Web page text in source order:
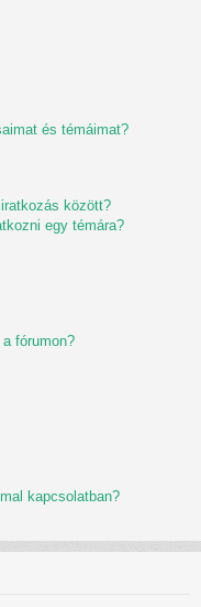
és témáimat?
között?
egy témára?
fórumon?
kapcsolatban?